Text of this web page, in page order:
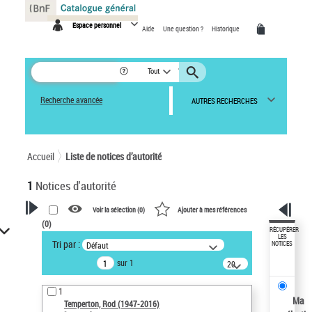
Espace personnel Aide Une question ? Historique
Tout
Recherche avancée AUTRES RECHERCHES
Accueil Liste de notices d’autorité
1 Notices d'autorité
VOTRE RECHERCHE
Recherche avancée dans les
notices d’autorité
Œuvres liées à l'auteur :
Temperton, Rod (1947-2016)
Voir la sélection (0) Ajouter à mes références
(0)
Tri par : Défaut
sur 1
20
résultats/page
1
Temperton, Rod (1947-2016)
RÉCUPÉRER
LES
NOTICES
Ma
Panneau de gestion des cookies